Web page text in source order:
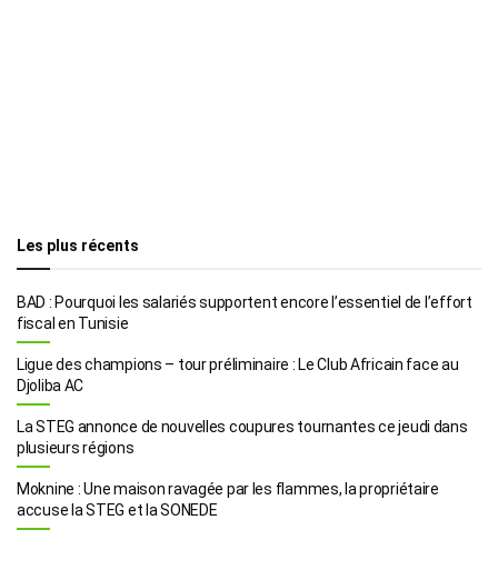
Les plus récents
BAD : Pourquoi les salariés supportent encore l’essentiel de l’effort
fiscal en Tunisie
Ligue des champions – tour préliminaire : Le Club Africain face au
Djoliba AC
La STEG annonce de nouvelles coupures tournantes ce jeudi dans
plusieurs régions
Moknine : Une maison ravagée par les flammes, la propriétaire
accuse la STEG et la SONEDE